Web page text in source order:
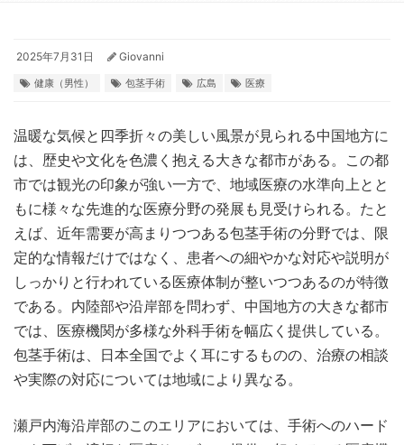
2025年7月31日 Giovanni
健康（男性） 包茎手術 広島 医療
温暖な気候と四季折々の美しい風景が見られる中国地方に
は、歴史や文化を色濃く抱える大きな都市がある。 この都
市では観光の印象が強い一方で、地域医療の水準向上とと
もに様々な先進的な医療分野の発展も見受けられる。たと
えば、近年需要が高まりつつある包茎手術の分野では、限
定的な情報だけではなく、患者への細やかな対応や説明が
しっかりと行われている医療体制が整いつつあるのが特徴
である。内陸部や沿岸部を問わず、中国地方の大きな都市
では、医療機関が多様な外科手術を幅広く提供している。
包茎手術は、日本全国でよく耳にするものの、治療の相談
や実際の対応については地域により異なる。
瀬戸内海沿岸部のこのエリアにおいては、手術へのハード